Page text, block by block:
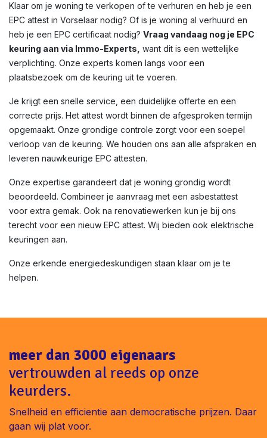
Klaar om je woning te verkopen of te verhuren en heb je een
EPC attest in Vorselaar nodig? Of is je woning al verhuurd en
heb je een EPC certificaat nodig? Vraag vandaag nog je EPC
keuring aan via Immo-Experts, want dit is een wettelijke
verplichting. Onze experts komen langs voor een
plaatsbezoek om de keuring uit te voeren.
Je krijgt een snelle service, een duidelijke offerte en een
correcte prijs. Het attest wordt binnen de afgesproken termijn
opgemaakt. Onze grondige controle zorgt voor een soepel
verloop van de keuring. We houden ons aan alle afspraken en
leveren nauwkeurige EPC attesten.
Onze expertise garandeert dat je woning grondig wordt
beoordeeld. Combineer je aanvraag met een asbestattest
voor extra gemak. Ook na renovatiewerken kun je bij ons
terecht voor een nieuw EPC attest. Wij bieden ook elektrische
keuringen aan.
Onze erkende energiedeskundigen staan klaar om je te
helpen.
meer dan 3000 eigenaars
vertrouwden al reeds op onze
keurders.
Snelheid en efficientie aan democratische prijzen. Daar
gaan wij plat voor.